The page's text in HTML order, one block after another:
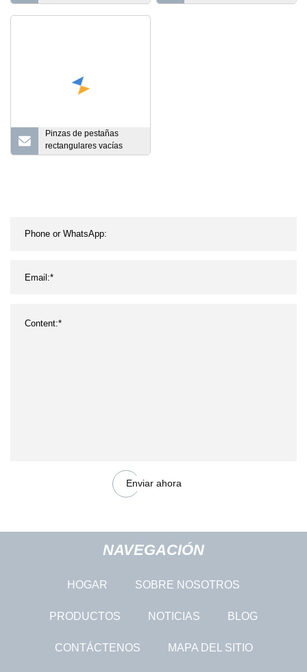
regalo de comida
Chocolate Candy
Pinzas de pestañas
rectangulares vacías
personalizadas caja de
Enviar ahora
NAVEGACIÓN
HOGAR SOBRE NOSOTROS
PRODUCTOS NOTICIAS BLOG
CONTÁCTENOS MAPA DEL SITIO